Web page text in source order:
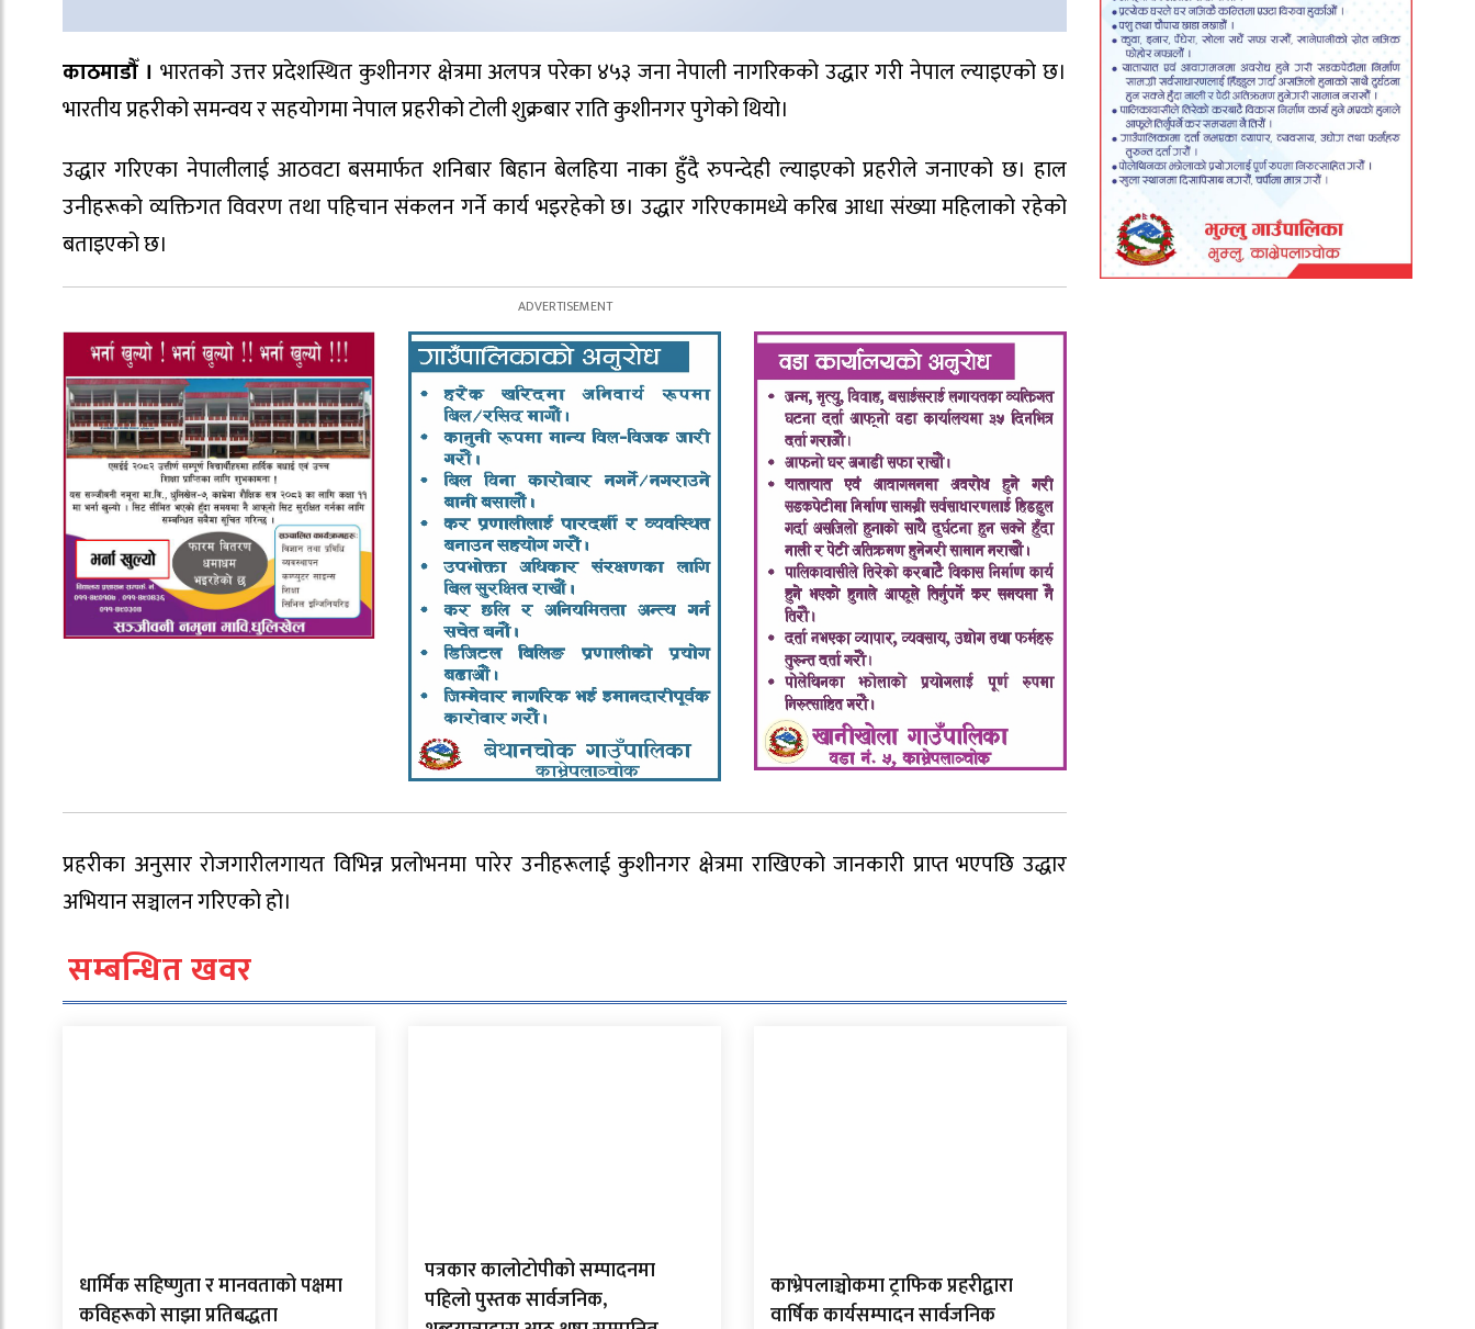
काठमाडौँ ।भारतको उत्तर प्रदेशस्थित कुशीनगर क्षेत्रमा अलपत्र परेका ४५३ जना नेपाली नागरिकको उद्धार गरी नेपाल ल्याइएको छ।
भारतीय प्रहरीको समन्वय र सहयोगमा नेपाल प्रहरीको टोली शुक्रबार राति कुशीनगर पुगेको थियो।
उद्धार गरिएका नेपालीलाई आठवटा बसमार्फत शनिबार बिहान बेलहिया नाका हुँदै रुपन्देही ल्याइएको प्रहरीले जनाएको छ। हाल
उनीहरूको व्यक्तिगत विवरण तथा पहिचान संकलन गर्ने कार्य भइरहेको छ। उद्धार गरिएकामध्ये करिब आधा संख्या महिलाको रहेको
बताइएको छ।
प्रहरीका अनुसार रोजगारीलगायत विभिन्न प्रलोभनमा पारेर उनीहरूलाई कुशीनगर क्षेत्रमा राखिएको जानकारी प्राप्त भएपछि उद्धार
अभियान सञ्चालन गरिएको हो।
सम्बन्धित खवर
धार्मिक सहिष्णुता र मानवताको पक्षमा
कविहरूको साझा प्रतिबद्धता
पत्रकार कालोटोपीको सम्पादनमा
पहिलो पुस्तक सार्वजनिक,
काभ्रेपलाञ्चोकमा ट्राफिक प्रहरीद्वारा
वार्षिक कार्यसम्पादन सार्वजनिक